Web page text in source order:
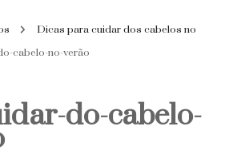
Dicas para cuidar dos cabelos no
cabelo-no-verão
do-cabelo-